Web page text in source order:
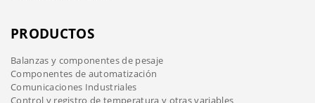
PRODUCTOS
Balanzas y componentes de pesaje
Componentes de automatización
Comunicaciones Industriales
Control y registro de temperatura y otras variables